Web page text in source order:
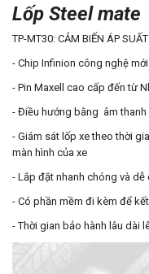
Lốp Steel mate
TP-MT30: CẢM BIẾN ÁP
- Chip Infinion công nghệ
- Pin Maxell cao cấp đến từ
- Điều hướng bằng âm thanh
- Giám sát lốp xe theo thời
màn hình của xe
- Lắp đặt nhanh chóng và dễ
- Có phần mềm đi kèm để
- Thời gian bảo hành lâu dài